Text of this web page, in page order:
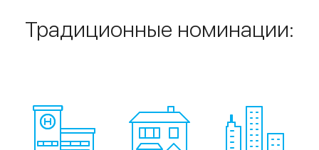
Традиционные номинации: